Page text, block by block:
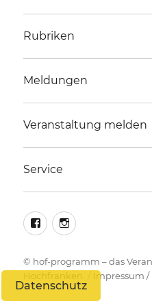
Rubriken
Meldungen
Veranstaltung melden
Service
facebookinstagram
© hof-programm – das
Hochfranken
Impressum /
Datenschutz